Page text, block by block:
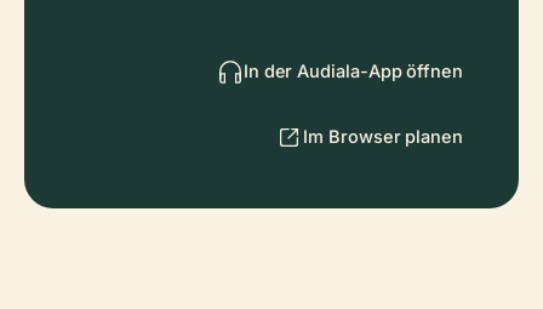
In der Audiala-App öffnen
Im Browser planen